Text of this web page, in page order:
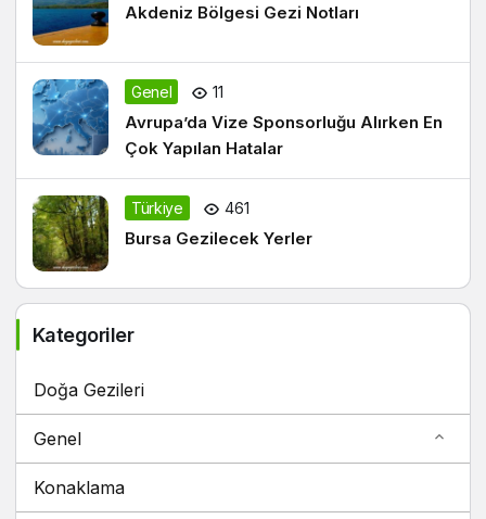
Akdeniz Bölgesi Gezi Notları
Genel 11
Avrupa’da Vize Sponsorluğu Alırken En
Çok Yapılan Hatalar
Türkiye 461
Bursa Gezilecek Yerler
Kategoriler
Doğa Gezileri
Genel
Konaklama